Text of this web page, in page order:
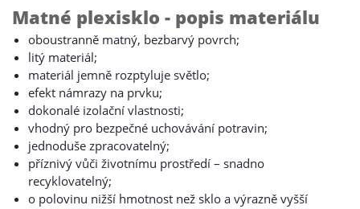
Matné plexisklo - popis materiálu
oboustranně matný, bezbarvý povrch;
litý materiál;
materiál jemně rozptyluje světlo;
efekt námrazy na prvku;
dokonalé izolační vlastnosti;
vhodný pro bezpečné uchovávání potravin;
jednoduše zpracovatelný;
příznivý vůči životnímu prostředí – snadno
recyklovatelný;
o polovinu nižší hmotnost než sklo a výrazně vyšší